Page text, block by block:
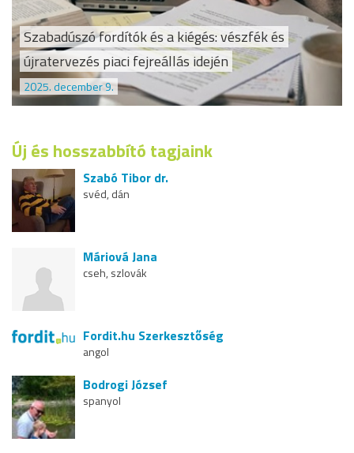
Szabadúszó fordítók és a kiégés: vészfék és
újratervezés piaci fejreállás idején
2025. december 9.
Új és hosszabbító tagjaink
Szabó Tibor dr.
svéd, dán
Máriová Jana
cseh, szlovák
Fordit.hu Szerkesztőség
angol
Bodrogi József
spanyol